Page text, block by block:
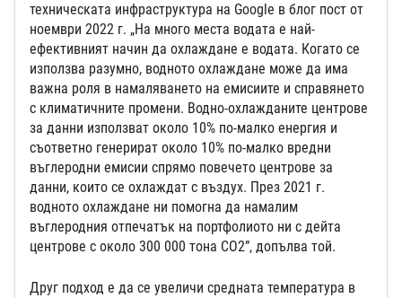
техническата инфраструктура на Google в блог пост от
ноември 2022 г. „На много места водата е най-
ефективният начин да охлаждане е водата. Когато се
използва разумно, водното охлаждане може да има
важна роля в намаляването на емисиите и справянето
с климатичните промени. Водно-охлажданите центрове
за данни използват около 10% по-малко енергия и
съответно генерират около 10% по-малко вредни
въглеродни емисии спрямо повечето центрове за
данни, които се охлаждат с въздух. През 2021 г.
водното охлаждане ни помогна да намалим
въглеродния отпечатък на портфолиото ни с дейта
центрове с около 300 000 тона CO2”, допълва той.
Друг подход е да се увеличи средната температура в